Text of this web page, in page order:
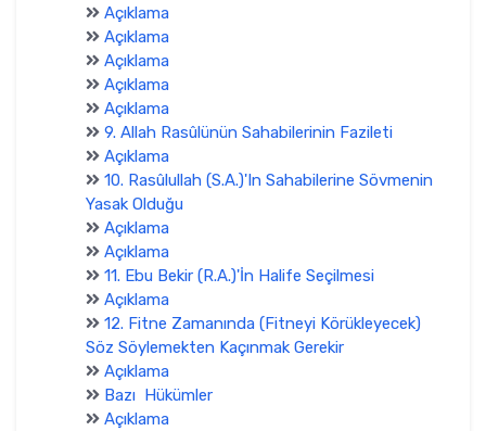
Açıklama
Açıklama
Açıklama
Açıklama
Açıklama
9. Allah Rasûlünün Sahabilerinin Fazileti
Açıklama
10. Rasûlullah (S.A.)'In Sahabilerine Sövmenin
Yasak Olduğu
Açıklama
Açıklama
11. Ebu Bekir (R.A.)'İn Halife Seçilmesi
Açıklama
12. Fitne Zamanında (Fitneyi Körükleyecek)
Söz Söylemekten Kaçınmak Gerekir
Açıklama
Bazı Hükümler
Açıklama